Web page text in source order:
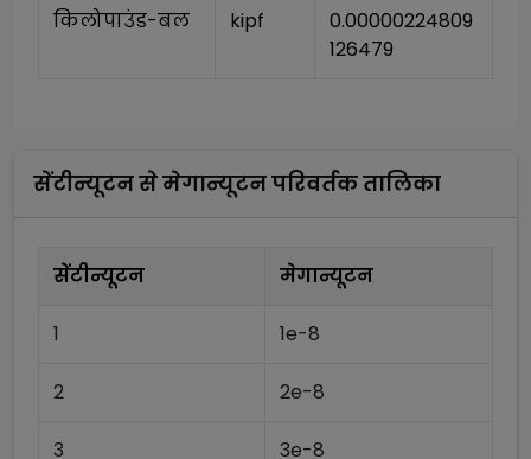
किलोपाउंड-बल kipf
0.00000224809
126479
सेंटीन्यूटनसेमेगान्यूटनपरिवर्तक तालिका
सेंटीन्यूटन मेगान्यूटन
1 1e-8
2 2e-8
3 3e-8